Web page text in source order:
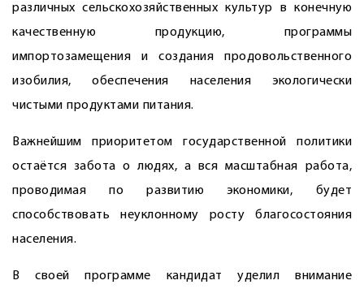
различных сельскохозяйственных культур в конечную
качественную продукцию, программы
импортозамещения и создания продовольственного
изобилия, обеспечения населения экологически
чистыми продуктами питания.
Важнейшим приоритетом государственной политики
остаётся забота о людях, а вся масштабная работа,
проводимая по развитию экономики, будет
способствовать неуклонному росту благосостояния
населения.
В своей программе кандидат уделил внимание